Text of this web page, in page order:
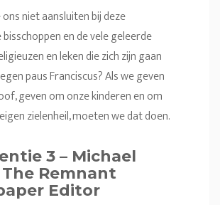
niet aansluiten bij deze
en de vele geleerde
en leken die zich zijn gaan
paus Franciscus? Als we geven
geven om onze kinderen en om
zielenheil, moeten we dat doen.
3 – Michael
Remnant
Editor